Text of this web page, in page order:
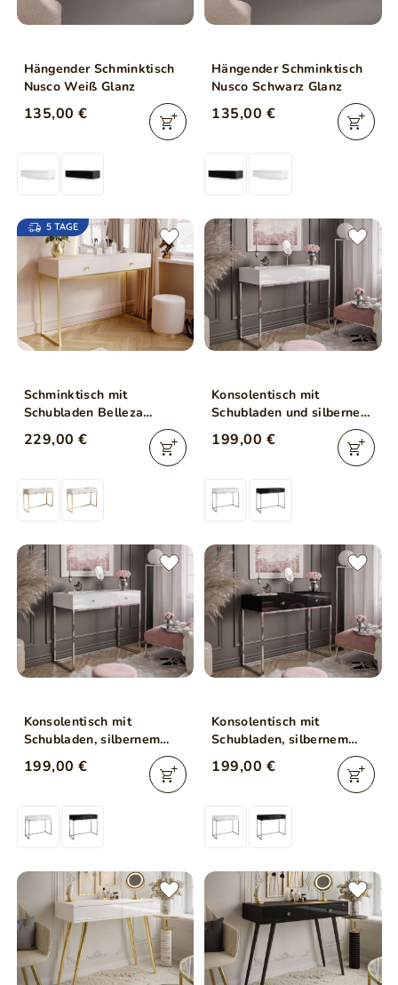
Hängender Schminktisch
Nusco Weiß Glanz
135,00 €
Hängender Schminktisch
Nusco Schwarz Glanz
135,00 €
5 TAGE
Schminktisch mit
Schubladen Belleza
Kaschmir Hochglanz Gold
Frame
229,00 €
Konsolentisch mit
Schubladen und silbernem
Gestell im Glamour-Stil
Brisa Weiß Hochglanz
199,00 €
Konsolentisch mit
Schubladen, silbernem
Gestell und Kristallgriffen
Brisa Weiß Hochglanz
199,00 €
Konsolentisch mit
Schubladen, silbernem
Gestell und Kristallgriffen
Brisa Schwarz Hochglanz
199,00 €